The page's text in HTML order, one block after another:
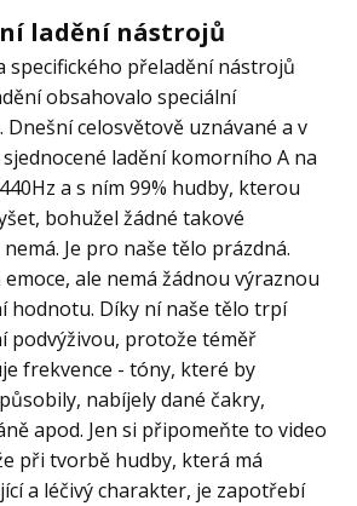
ladění nástrojů
specifického přeladění nástrojů
obsahovalo speciální
Dnešní celosvětově uznávané a v
sjednocené ladění komorního A na
a s ním 99% hudby, kterou
bohužel žádné takové
Je pro naše tělo prázdná.
ale nemá žádnou výraznou
hodnotu. Díky ní naše tělo trpí
podvýživou, protože téměř
frekvence - tóny, které by
nabíjely dané čakry,
apod. Jen si připomeňte to video
při tvorbě hudby, která má
a léčivý charakter, je zapotřebí